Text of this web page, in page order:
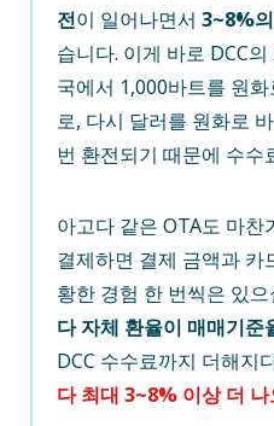
전이 일어나면서 3~8%
습니다. 이게 바로 DCC
국에서 1,000바트를 원
로, 다시 달러를 원화로
번 환전되기 때문에 수수
아고다 같은 OTA도 마찬
결제하면 결제 금액과 카
황한 경험 한 번씩은 있
다 자체 환율이 매매기준
DCC 수수료까지 더해지
다 최대 3~8% 이상 더 나